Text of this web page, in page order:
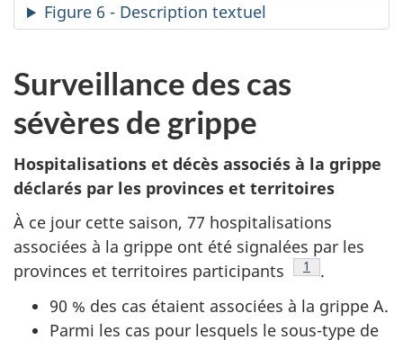
Figure 6 - Description textuel
Surveillance des cas
sévères de grippe
Hospitalisations et décès associés à la grippe
déclarés par les provinces et territoires
À ce jour cette saison, 77 hospitalisations
associées à la grippe ont été signalées par les
provinces et territoires participants
Note
1
.
90 % des cas étaient associées à la grippe A.
Parmi les cas pour lesquels le sous-type de